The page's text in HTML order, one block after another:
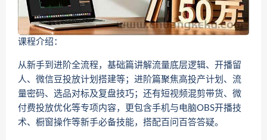
课程介绍：
从新手到进阶全流程，基础篇讲解流量底层逻辑、开播留
人、微信豆投放计划搭建等；进阶篇聚焦高投产计划、流
量密码、选品对标及复盘技巧；还有短视频混剪带货、微
付费投放优化等专项内容，更包含手机与电脑OBS开播技
术、橱窗操作等新手必备技能，搭配百问百答答疑。